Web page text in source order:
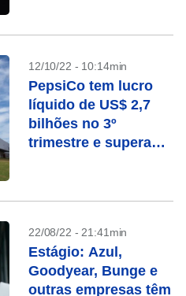
12/10/22 - 10:14min
PepsiCo tem lucro
líquido de US$ 2,7
bilhões no 3º
trimestre e supera
22/08/22 - 21:41min
Estágio: Azul,
Goodyear, Bunge e
outras empresas têm